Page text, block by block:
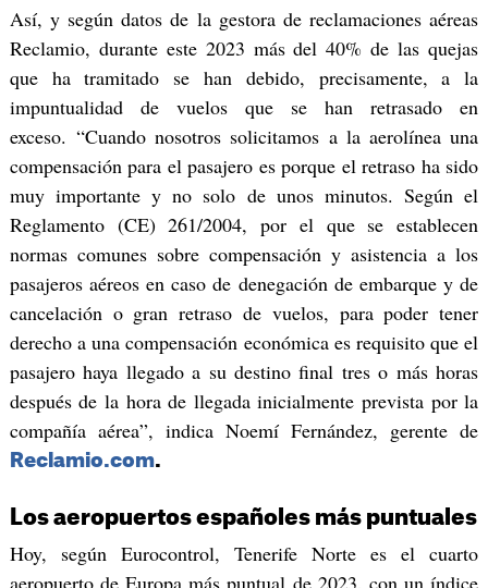
Así, y según datos de la gestora de reclamaciones aéreas
Reclamio, durante este 2023 más del 40% de las quejas
que ha tramitado se han debido, precisamente, a la
impuntualidad de vuelos que se han retrasado en
exceso. “Cuando nosotros solicitamos a la aerolínea una
compensación para el pasajero es porque el retraso ha sido
muy importante y no solo de unos minutos. Según el
Reglamento (CE) 261/2004, por el que se establecen
normas comunes sobre compensación y asistencia a los
pasajeros aéreos en caso de denegación de embarque y de
cancelación o gran retraso de vuelos, para poder tener
derecho a una compensación económica es requisito que el
pasajero haya llegado a su destino final tres o más horas
después de la hora de llegada inicialmente prevista por la
compañía aérea”, indica Noemí Fernández, gerente de
Reclamio.com.
Los aeropuertos españoles más puntuales
Hoy, según Eurocontrol, Tenerife Norte es el cuarto